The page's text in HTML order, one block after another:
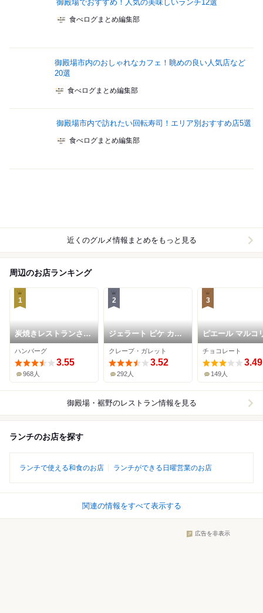
御殿場でおすすめ！人気の美味しいランチ12選
食べログまとめ編集部
御殿場市内のおしゃれなカフェ！眺めの良い人気店など
20選
食べログまとめ編集部
御殿場市内で訪れたい回転寿司！エリア別おすすめ店5選
食べログまとめ編集部
近くのグルメ情報まとめをもっと見る
周辺のお店ランキング
1
炭焼きレストランさわ
やか 御殿場プレミア
ム・アウトレット店
ハンバーグ
3.55
968人
2
ジェラート ピケ カフ
ェ クレープリー 御殿
場プレミアム・アウト
レット店
クレープ・ガレット
3.52
292人
3
ピエール マルコ
ニ 御殿場プレミ
アウトレット店
チョコレート
3.49
149人
御殿場・裾野のレストラン情報を見る
ランチのお店を探す
ランチで使える和食のお店 ランチができる日曜営業のお店
関連の情報をすべて表示する
広告を非表示